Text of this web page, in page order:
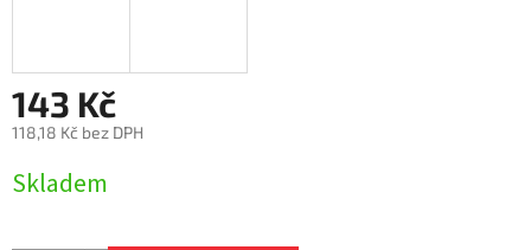
143 Kč
118,18 Kč bez DPH
cena:
Skladem